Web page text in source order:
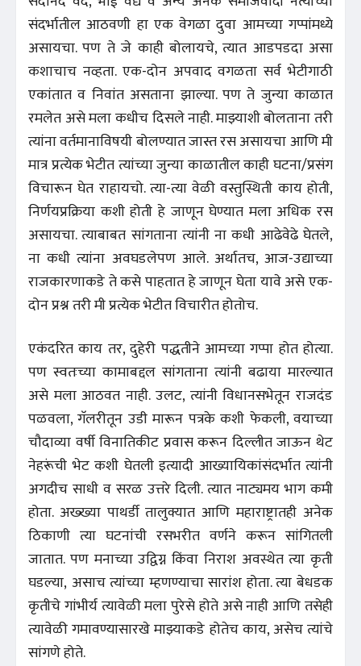
संदर्भातील आठवणी हा एक वेगळा दुवा आमच्या गप्पांमध्ये
असायचा. पण ते जे काही बोलायचे, त्यात आडपडदा असा
कशाचाच नव्हता. एक-दोन अपवाद वगळता सर्व भेटीगाठी
एकांतात व निवांत असताना झाल्या. पण ते जुन्या काळात
रमलेत असे मला कधीच दिसले नाही. माझ्याशी बोलताना तरी
त्यांना वर्तमानाविषयी बोलण्यात जास्त रस असायचा आणि मी
मात्र प्रत्येक भेटीत त्यांच्या जुन्या काळातील काही घटना/प्रसंग
विचारून घेत राहायचो. त्या-त्या वेळी वस्तुस्थिती काय होती,
निर्णयप्रक्रिया कशी होती हे जाणून घेण्यात मला अधिक रस
असायचा. त्याबाबत सांगताना त्यांनी ना कधी आढेवेढे घेतले,
ना कधी त्यांना अवघडलेपण आले. अर्थातच, आज-उद्याच्या
राजकारणाकडे ते कसे पाहतात हे जाणून घेता यावे असे एक-
दोन प्रश्न तरी मी प्रत्येक भेटीत विचारीत होतोच.
एकंदरित काय तर, दुहेरी पद्धतीने आमच्या गप्पा होत होत्या.
पण स्वतःच्या कामाबद्दल सांगताना त्यांनी बढाया मारल्यात
असे मला आठवत नाही. उलट, त्यांनी विधानसभेतून राजदंड
पळवला, गॅलरीतून उडी मारून पत्रके कशी फेकली, वयाच्या
चौदाव्या वर्षी विनातिकीट प्रवास करून दिल्लीत जाऊन थेट
नेहरूंची भेट कशी घेतली इत्यादी आख्यायिकांसंदर्भात त्यांनी
अगदीच साधी व सरळ उत्तरे दिली. त्यात नाट्यमय भाग कमी
होता. अख्ख्या पाथर्डी तालुक्यात आणि महाराष्ट्रातही अनेक
ठिकाणी त्या घटनांची रसभरीत वर्णने करून सांगितली
जातात. पण मनाच्या उद्विग्न किंवा निराश अवस्थेत त्या कृती
घडल्या, असाच त्यांच्या म्हणण्याचा सारांश होता. त्या बेधडक
कृतीचे गांभीर्य त्यावेळी मला पुरेसे होते असे नाही आणि तसेही
त्यावेळी गमावण्यासारखे माझ्याकडे होतेच काय, असेच त्यांचे
सांगणे होते.